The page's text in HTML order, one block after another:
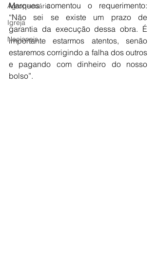
Agropecuária
Igreja
Nacionais
Marques comentou o requerimento:
“Não sei se existe um prazo de
garantia da execução dessa obra. É
importante estarmos atentos, senão
estaremos corrigindo a falha dos outros
e pagando com dinheiro do nosso
bolso”.